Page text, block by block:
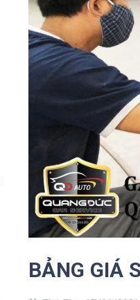
BẢNG GIÁ